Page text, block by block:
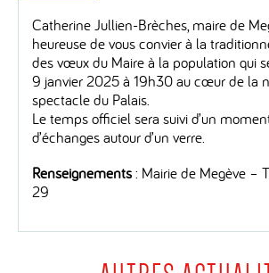
Catherine Jullien-Brèches, maire de
heureuse de vous convier à la
des vœux du Maire à la population qui
9 janvier 2025 à 19h30 au cœur de la
spectacle du Palais.
Le temps officiel sera suivi d’un
d’échanges autour d’un verre.
Renseignements: Mairie de Megève –
29